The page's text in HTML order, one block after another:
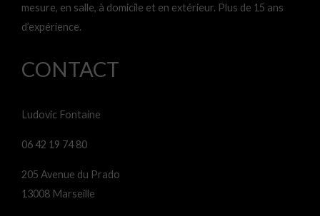
mesure, en salle, à domicile et en extérieur. Plus de 15 ans
d’expérience.
CONTACT
Ludovic Fontaine
06 42 19 74 80
205 Avenue du Prado
13008 Marseille